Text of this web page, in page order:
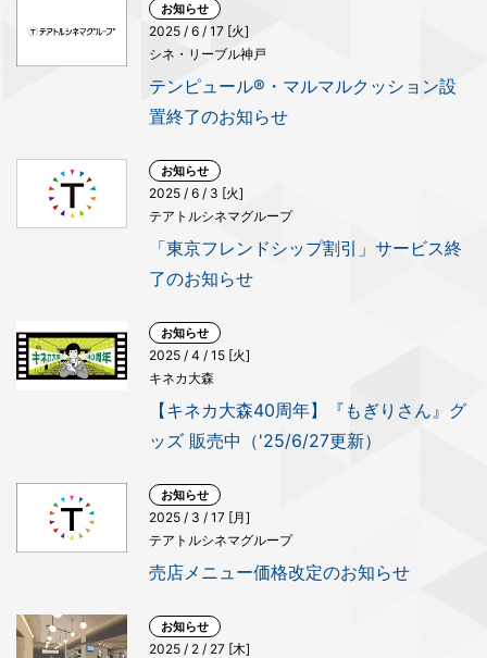
お知らせ
2025 / 6 / 17 [火]
シネ・リーブル神戸
テンピュール®︎・マルマルクッション設
置終了のお知らせ
お知らせ
2025 / 6 / 3 [火]
テアトルシネマグループ
「東京フレンドシップ割引」サービス終
了のお知らせ
お知らせ
2025 / 4 / 15 [火]
キネカ大森
【キネカ大森40周年】『もぎりさん』グ
ッズ 販売中（'25/6/27更新）
お知らせ
2025 / 3 / 17 [月]
テアトルシネマグループ
売店メニュー価格改定のお知らせ
お知らせ
2025 / 2 / 27 [木]